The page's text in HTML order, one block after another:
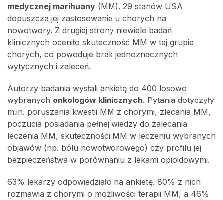
medycznej marihuany (MM). 29 stanów USA
dopuszcza jej zastosowanie u chorych na
nowotwory. Z drugiej strony niewiele badań
klinicznych oceniło skuteczność MM w tej grupie
chorych, co powoduje brak jednoznacznych
wytycznych i zaleceń.
Autorzy badania wysłali ankietę do 400 losowo
wybranych onkologów klinicznych. Pytania dotyczyły
m.in. poruszania kwestii MM z chorymi, zlecania MM,
poczucia posiadania pełnej wiedzy do zalecania
leczenia MM, skuteczności MM w leczeniu wybranych
objawów (np. bólu nowotworowego) czy profilu jej
bezpieczeństwa w porównaniu z lekami opioidowymi.
63% lekarzy odpowiedziało na ankietę. 80% z nich
rozmawia z chorymi o możliwości terapii MM, a 46%